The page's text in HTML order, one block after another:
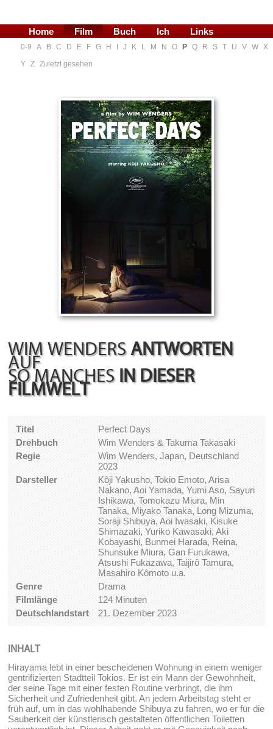
Home Film Buch Ich Links
0-9 A B C D E F G H J K L M N O P Q R S T U V W X
Y Z Zuletzt gesehen
WIM WENDERSANTWORTEN
AUF
SO MANCHES IN DIESER
FILMWELT
Titel
Perfect Days
Drehbuch
Wim Wenders & Takuma Takasaki
Regie
Wim Wenders, Japan, Deutschland
2023
Darsteller
Kôji Yakusho, Tokio Emoto, Arisa
Nakano, Aoi Yamada, Yumi Aso, Sayuri
Ishikawa, Tomokazu Miura, Min
Tanaka, Miyako Tanaka, Long Mizuma,
Soraji Shibuya, Aoi Iwasaki, Kisuke
Shimazaki, Yuriko Kawasaki, Aki
Kobayashi, Bunmei Harada, Reina,
Shunsuke Miura, Gan Furukawa,
Atsushi Fukazawa, Taijirô Tamura,
Masahiro Kômoto u.a.
Genre
Drama
Filmlänge
124 Minuten
Deutschlandstart
21. Dezember 2023
INHALT
Hirayama lebt in einer bescheidenen Wohnung in einem weniger
gentrifizierten Stadtteil Tokios. Er ist ein Mann der Gewohnheit,
der seine Tage mit einer festen Routine verbringt, die ihm
Sicherheit und Zufriedenheit gibt. An jedem Arbeitstag steht er
früh auf, um in das wohlhabende Shibuya zu fahren, wo er für die
Sauberkeit der künstlerisch gestalteten öffentlichen Toiletten